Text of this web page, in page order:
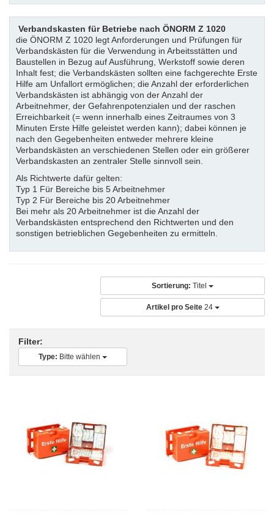
Verbandskasten für Betriebe nach ÖNORM Z 1020
die ÖNORM Z 1020 legt Anforderungen und Prüfungen für
Verbandskästen für die Verwendung in Arbeitsstätten und
Baustellen in Bezug auf Ausführung, Werkstoff sowie deren
Inhalt fest; die Verbandskästen sollten eine fachgerechte Erste
Hilfe am Unfallort ermöglichen; die Anzahl der erforderlichen
Verbandskästen ist abhängig von der Anzahl der
Arbeitnehmer, der Gefahrenpotenzialen und der raschen
Erreichbarkeit (= wenn innerhalb eines Zeitraumes von 3
Minuten Erste Hilfe geleistet werden kann); dabei können je
nach den Gegebenheiten entweder mehrere kleine
Verbandskästen an verschiedenen Stellen oder ein größerer
Verbandskasten an zentraler Stelle sinnvoll sein.
Als Richtwerte dafür gelten:
Typ 1 Für Bereiche bis 5 Arbeitnehmer
Typ 2 Für Bereiche bis 20 Arbeitnehmer
Bei mehr als 20 Arbeitnehmer ist die Anzahl der
Verbandskästen entsprechend den Richtwerten und den
sonstigen betrieblichen Gegebenheiten zu ermitteln.
Sortierung: Titel
Artikel pro Seite 24
Filter:
Type: Bitte wählen